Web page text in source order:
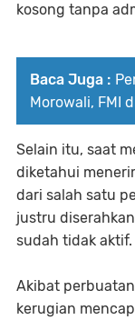
kosong tanpa
Baca Juga :
Morowali, FMI
Selain itu, saat
diketahui
dari salah satu
justru
sudah tidak aktif.
Akibat
kerugian